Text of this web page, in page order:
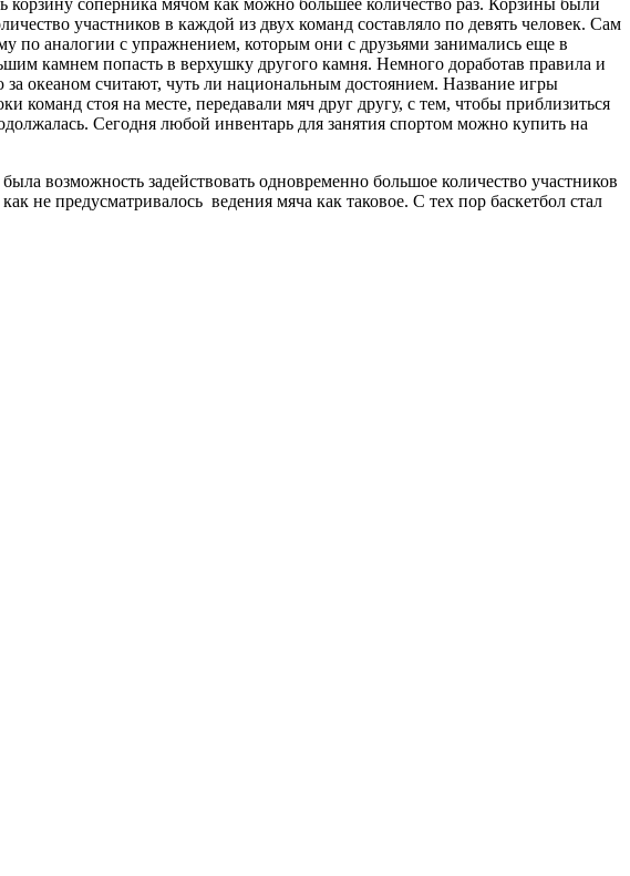
участников в каждой из двух команд составляло по девять человек. Сам
аналогии с упражнением, которым они с друзьями занимались еще в
камнем попасть в верхушку другого камня. Немного доработав правила и
за океаном считают, чуть ли национальным достоянием. Название игры
команд стоя на месте, передавали мяч друг другу, с тем, чтобы приблизиться
Сегодня любой инвентарь для занятия спортом можно купить на
возможность задействовать одновременно большое количество участников
не предусматривалось ведения мяча как таковое. С тех пор баскетбол стал